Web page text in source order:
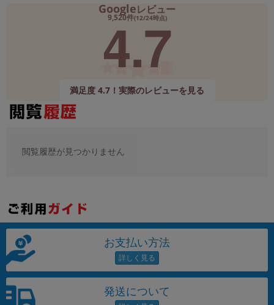
Googleレビュー
9,520件(12/24時点)
4.7
満足度 4.7！実際のレビューを見る
閲覧履歴が見つかりません
お支払い方法
発送について